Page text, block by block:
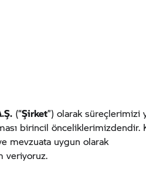
(“Şirket”) olarak süreçlerimizi
birincil önceliklerimizdendir.
mevzuata uygun olarak
veriyoruz.